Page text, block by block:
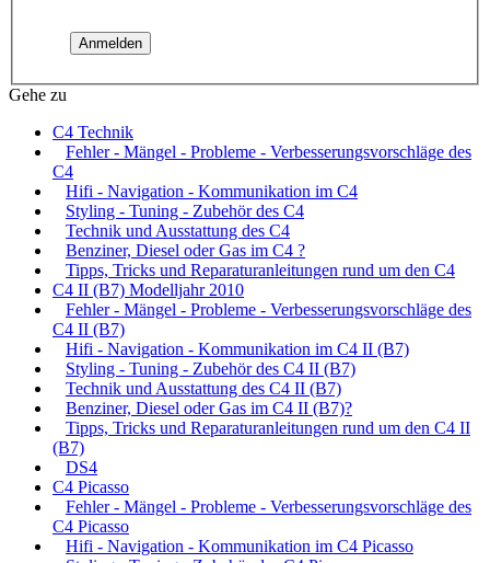
Gehe zu
C4 Technik
Fehler - Mängel - Probleme - Verbesserungsvorschläge des
C4
Hifi - Navigation - Kommunikation im C4
Styling - Tuning - Zubehör des C4
Technik und Ausstattung des C4
Benziner, Diesel oder Gas im C4 ?
Tipps, Tricks und Reparaturanleitungen rund um den C4
C4 II (B7) Modelljahr 2010
Fehler - Mängel - Probleme - Verbesserungsvorschläge des
C4 II (B7)
Hifi - Navigation - Kommunikation im C4 II (B7)
Styling - Tuning - Zubehör des C4 II (B7)
Technik und Ausstattung des C4 II (B7)
Benziner, Diesel oder Gas im C4 II (B7)?
Tipps, Tricks und Reparaturanleitungen rund um den C4 II
(B7)
DS4
C4 Picasso
Fehler - Mängel - Probleme - Verbesserungsvorschläge des
C4 Picasso
Hifi - Navigation - Kommunikation im C4 Picasso